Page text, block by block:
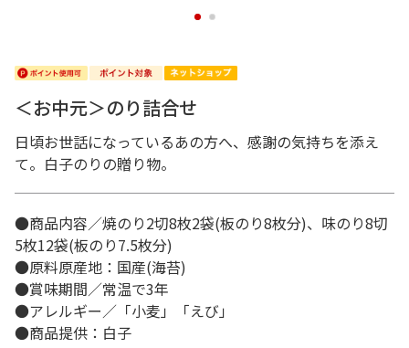
1 2
＜お中元＞のり詰合せ
日頃お世話になっているあの方へ、感謝の気持ちを添え
て。白子のりの贈り物。
●商品内容／焼のり2切8枚2袋(板のり8枚分)、味のり8切
5枚12袋(板のり7.5枚分)
●原料原産地：国産(海苔)
●賞味期間／常温で3年
●アレルギー／「小麦」「えび」
●商品提供：白子